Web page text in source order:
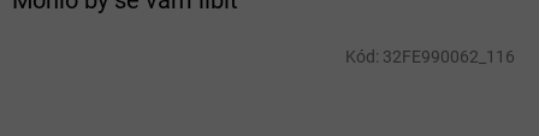
Kód: 32FE990062_116